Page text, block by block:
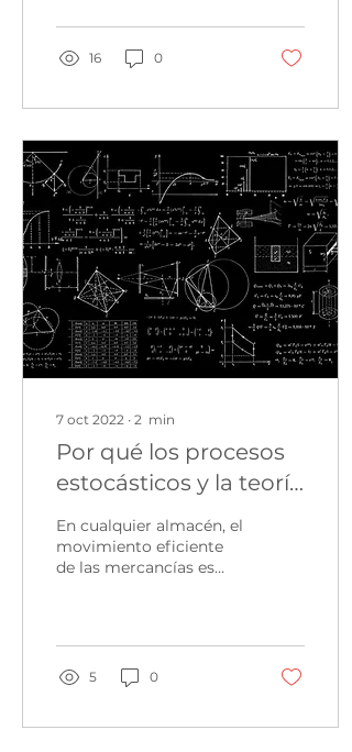
software para...
16 0
7 oct 2022 ∙ 2 min
Por qué los procesos
estocásticos y la teoría
de colas son
importantes para el
fulfillment
En cualquier almacén, el
movimiento eficiente
de las mercancías es
5 0